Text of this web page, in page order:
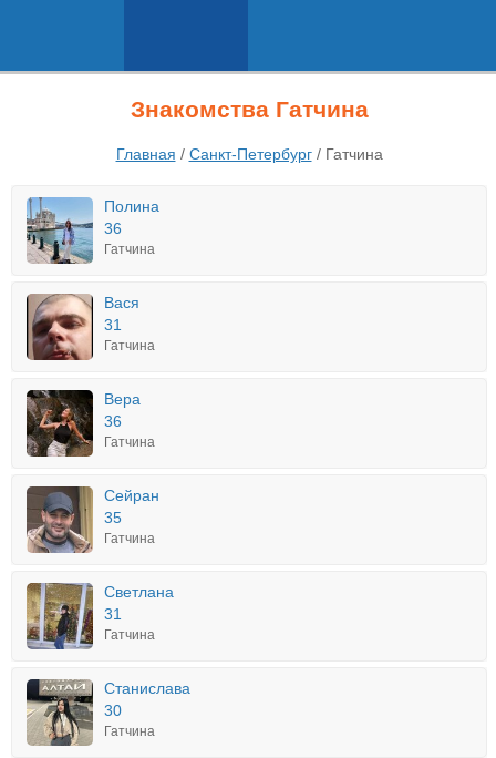
Знакомства Гатчина
Главная / Санкт-Петербург/ Гатчина
Полина
36
Гатчина
Вася
31
Гатчина
Вера
36
Гатчина
Сейран
35
Гатчина
Светлана
31
Гатчина
Станислава
30
Гатчина